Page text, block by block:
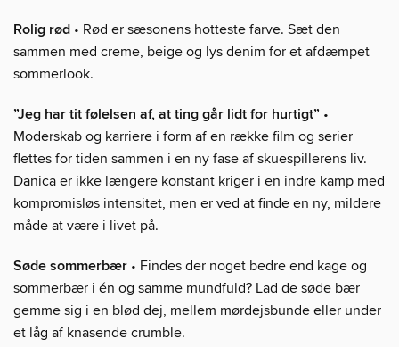
Rolig rød • Rød er sæsonens hotteste farve. Sæt den
sammen med creme, beige og lys denim for et afdæmpet
sommerlook.
”Jeg har tit følelsen af, at ting går lidt for hurtigt” •
Moderskab og karriere i form af en række film og serier
flettes for tiden sammen i en ny fase af skuespillerens liv.
Danica er ikke længere konstant kriger i en indre kamp med
kompromisløs intensitet, men er ved at finde en ny, mildere
måde at være i livet på.
Søde sommerbær • Findes der noget bedre end kage og
sommerbær i én og samme mundfuld? Lad de søde bær
gemme sig i en blød dej, mellem mørdejsbunde eller under
et låg af knasende crumble.